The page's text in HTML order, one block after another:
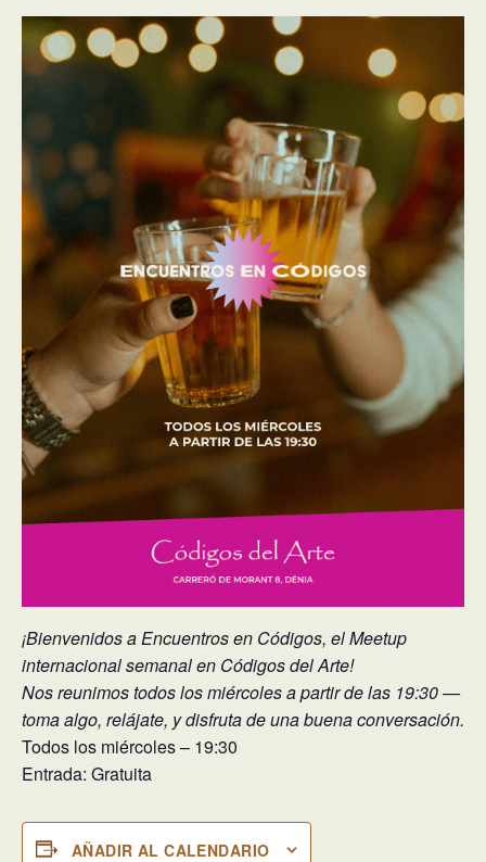
​¡Bienvenidos a Encuentros en Códigos, el Meetup
internacional semanal en Códigos del Arte!
Nos reunimos todos los miércoles a partir de las 19:30 —
toma algo, relájate, y disfruta de una buena conversación.
Todos los miércoles – 19:30
Entrada: Gratuita
AÑADIR AL CALENDARIO